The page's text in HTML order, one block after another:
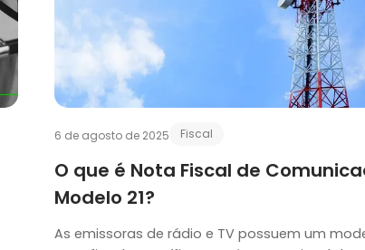
6 de agosto de 2025 Fiscal
O que é Nota Fiscal de
Modelo 21?
As emissoras de rádio e TV possuem um